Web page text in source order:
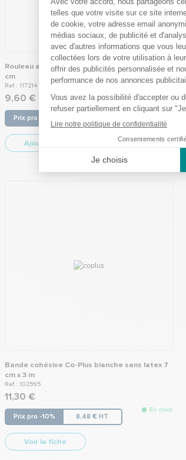
Rouleau adhésif Hypafix transparent 2m x 10
cm
Ref.: 117214
En stock
9,60 €
Prix pro -10%
Ajouter au panier
Bande cohésive Co-Plus blanche sans latex 7
cm x 3 m
Ref.: 102595
En stock
11,30 €
Prix pro -10% 8,48 € HT
Voir la fiche